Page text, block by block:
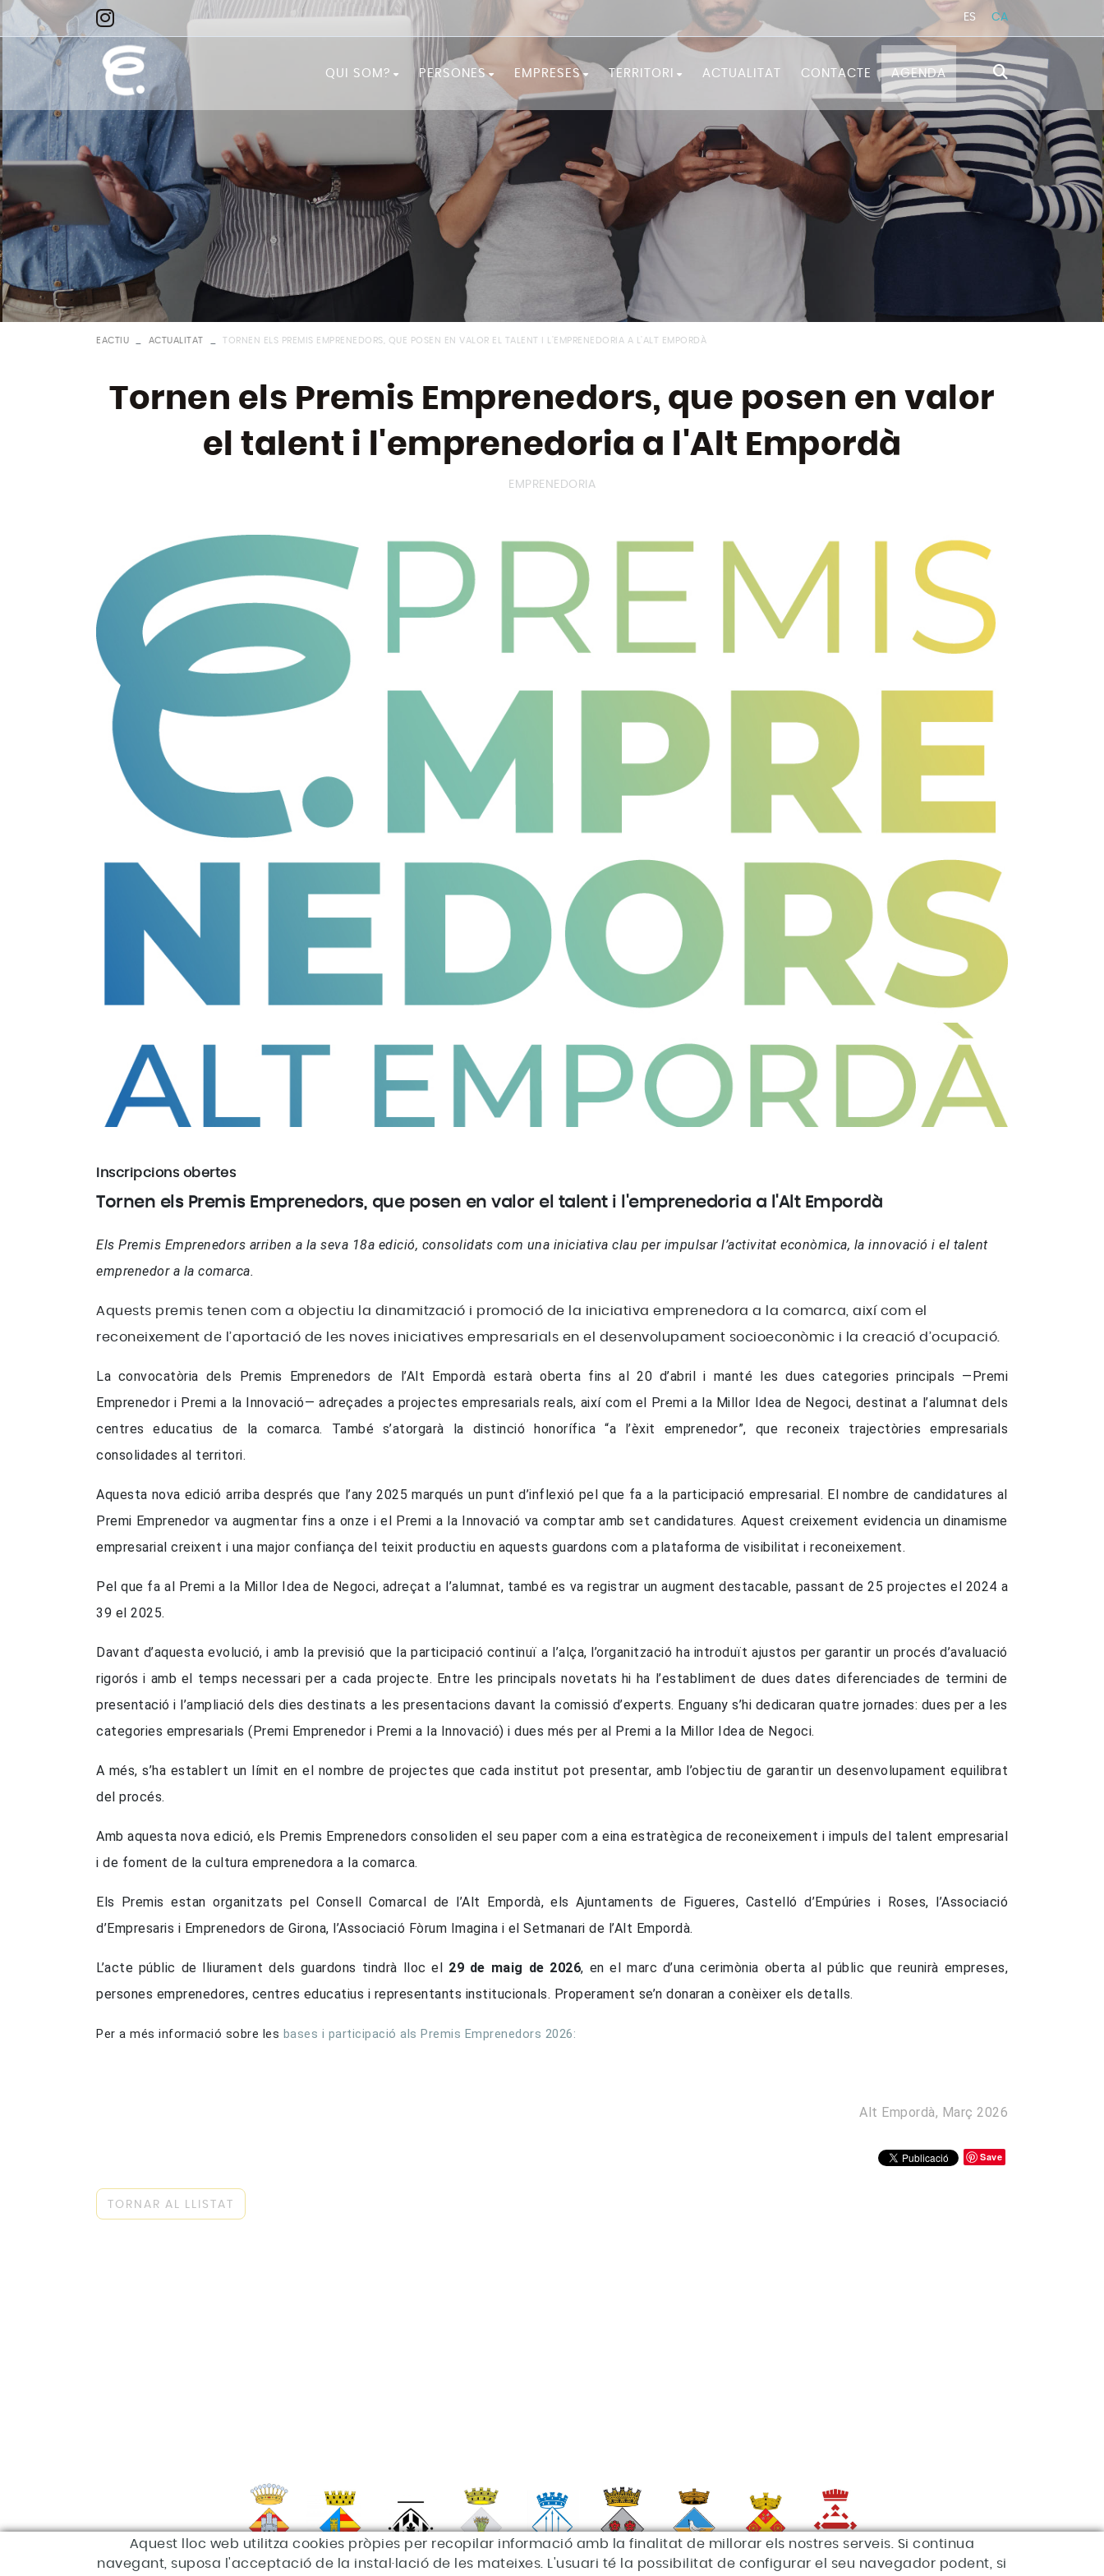
ES CA
QUI SOM?
Missió
PERSONES
FORMA'T!
NECESSITES ORIENTACIÓ?
BUSQUES FEINA?
RECURSOS I CONSELLS
PROGRAMES D'OCUPACIÓ I
DESENVOLUPAMENT LOCAL
EMPRESES
SERVEIS A LES EMPRESES
EMPRENEDORIA
NECESSITES PERSONAL?
IGUALTAT I FEMINISME
TERRITORI
OBSERVATORI
DOCUMENTACIÓ ESTRATÈGICA
ACTUALITAT CONTACTE AGENDA
EACTIU ACTUALITAT TORNEN ELS PREMIS EMPRENEDORS, QUE POSEN EN VALOR EL TALENT I L'EMPRENEDORIA A L'ALT EMPORDÀ
Tornen els Premis Emprenedors, que posen en valor
el talent i l'emprenedoria a l'Alt Empordà
EMPRENEDORIA
Inscripcions obertes
Tornen els Premis Emprenedors, que posen en valor el talent i l'emprenedoria a l'Alt Empordà
Els Premis Emprenedors arriben a la seva 18a edició, consolidats com una iniciativa clau per impulsar l’activitat econòmica, la innovació i el talent
emprenedor a la comarca.
Aquests premis tenen com a objectiu la dinamització i promoció de la iniciativa emprenedora a la comarca, així com el
reconeixement de l’aportació de les noves iniciatives empresarials en el desenvolupament socioeconòmic i la creació d’ocupació.
La convocatòria dels Premis Emprenedors de l’Alt Empordà estarà oberta fins al 20 d’abril i manté les dues categories principals —Premi
Emprenedor i Premi a la Innovació— adreçades a projectes empresarials reals, així com el Premi a la Millor Idea de Negoci, destinat a l’alumnat dels
centres educatius de la comarca. També s’atorgarà la distinció honorífica “a l’èxit emprenedor”, que reconeix trajectòries empresarials
consolidades al territori.
Aquesta nova edició arriba després que l’any 2025 marqués un punt d’inflexió pel que fa a la participació empresarial. El nombre de candidatures al
Premi Emprenedor va augmentar fins a onze i el Premi a la Innovació va comptar amb set candidatures. Aquest creixement evidencia un dinamisme
empresarial creixent i una major confiança del teixit productiu en aquests guardons com a plataforma de visibilitat i reconeixement.
Pel que fa al Premi a la Millor Idea de Negoci, adreçat a l’alumnat, també es va registrar un augment destacable, passant de 25 projectes el 2024 a
39 el 2025.
Davant d’aquesta evolució, i amb la previsió que la participació continuï a l’alça, l’organització ha introduït ajustos per garantir un procés d’avaluació
rigorós i amb el temps necessari per a cada projecte. Entre les principals novetats hi ha l’establiment de dues dates diferenciades de termini de
presentació i l’ampliació dels dies destinats a les presentacions davant la comissió d’experts. Enguany s’hi dedicaran quatre jornades: dues per a les
categories empresarials (Premi Emprenedor i Premi a la Innovació) i dues més per al Premi a la Millor Idea de Negoci.
A més, s’ha establert un límit en el nombre de projectes que cada institut pot presentar, amb l’objectiu de garantir un desenvolupament equilibrat
del procés.
Amb aquesta nova edició, els Premis Emprenedors consoliden el seu paper com a eina estratègica de reconeixement i impuls del talent empresarial
i de foment de la cultura emprenedora a la comarca.
Els Premis estan organitzats pel Consell Comarcal de l’Alt Empordà, els Ajuntaments de Figueres, Castelló d’Empúries i Roses, l’Associació
d’Empresaris i Emprenedors de Girona, l’Associació Fòrum Imagina i el Setmanari de l’Alt Empordà.
L’acte públic de lliurament dels guardons tindrà lloc el 29 de maig de 2026, en el marc d’una cerimònia oberta al públic que reunirà empreses,
persones emprenedores, centres educatius i representants institucionals. Properament se’n donaran a conèixer els detalls.
Per a més informació sobre les bases i participació als Premis Emprenedors 2026:
Alt Empordà, Març 2026
Save
TORNAR AL LLISTAT
Aquest lloc web utilitza cookies pròpies per recopilar informació amb la finalitat de millorar els nostres serveis. Si continua
navegant, suposa l'acceptació de la instal·lació de les mateixes. L'usuari té la possibilitat de configurar el seu navegador podent, si